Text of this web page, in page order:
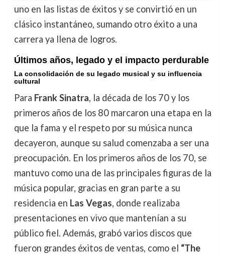
uno en las listas de éxitos y se convirtió en un
clásico instantáneo, sumando otro éxito a una
carrera ya llena de logros.
Últimos años, legado y el impacto perdurable
La consolidación de su legado musical y su influencia
cultural
Para Frank Sinatra, la década de los 70 y los
primeros años de los 80 marcaron una etapa en la
que la fama y el respeto por su música nunca
decayeron, aunque su salud comenzaba a ser una
preocupación. En los primeros años de los 70, se
mantuvo como una de las principales figuras de la
música popular, gracias en gran parte a su
residencia en Las Vegas, donde realizaba
presentaciones en vivo que mantenían a su
público fiel. Además, grabó varios discos que
fueron grandes éxitos de ventas, como el “The